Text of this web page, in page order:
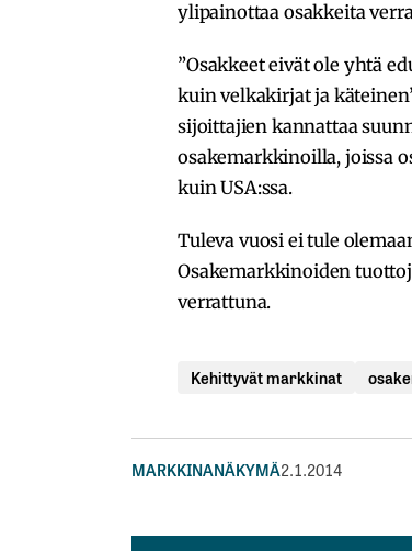
ylipainottaa osakkeita
”Osakkeet eivät ole yhtä
kuin velkakirjat ja
sijoittajien kannattaa
osakemarkkinoilla, joissa
kuin USA:ssa.
Tuleva vuosi ei tule
Osakemarkkinoiden
verrattuna.
Kehittyvät markkinat
MARKKINANÄKYMÄ2.1.2014